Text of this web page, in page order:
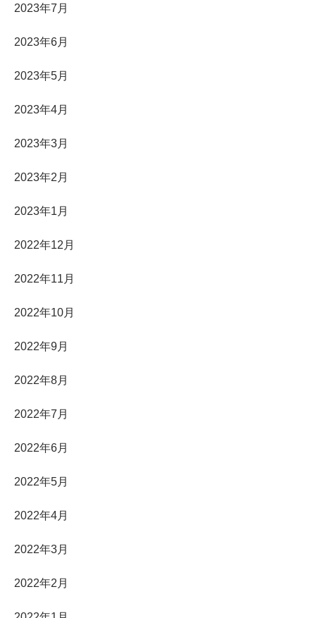
2023年7月
2023年6月
2023年5月
2023年4月
2023年3月
2023年2月
2023年1月
2022年12月
2022年11月
2022年10月
2022年9月
2022年8月
2022年7月
2022年6月
2022年5月
2022年4月
2022年3月
2022年2月